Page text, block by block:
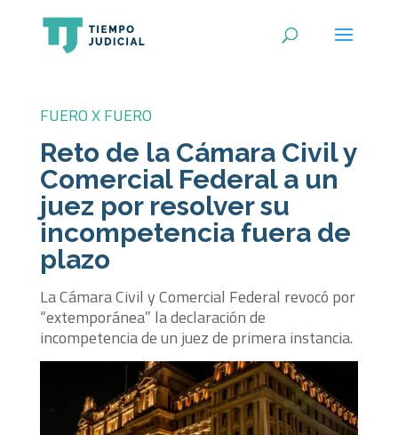
FUERO X FUERO
Reto de la Cámara Civil y
Comercial Federal a un
juez por resolver su
incompetencia fuera de
plazo
La Cámara Civil y Comercial Federal revocó por
“extemporánea” la declaración de
incompetencia de un juez de primera instancia.